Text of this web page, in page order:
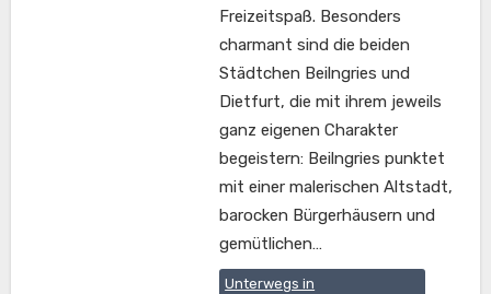
Freizeitspaß. Besonders
charmant sind die beiden
Städtchen Beilngries und
Dietfurt, die mit ihrem jeweils
ganz eigenen Charakter
begeistern: Beilngries punktet
mit einer malerischen Altstadt,
barocken Bürgerhäusern und
gemütlichen…
Unterwegs in